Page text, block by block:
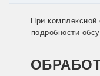
При комплексной
подробности